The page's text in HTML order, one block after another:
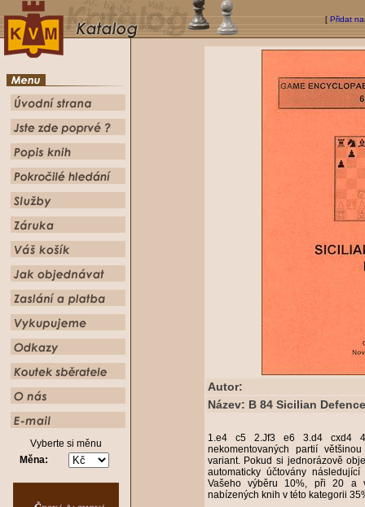
[ Přidat
Vyberte si měnu
Měna:
Autor:
Název: B 84 Sicilian Defence
1.e4 c5 2.Jf3 e6 3.d4 cxd4
nekomentovaných partií
variant. Pokud si jednorázově
automaticky účtovány
Vašeho výběru 10%, při 20 a
nabízených knih v této kategorii